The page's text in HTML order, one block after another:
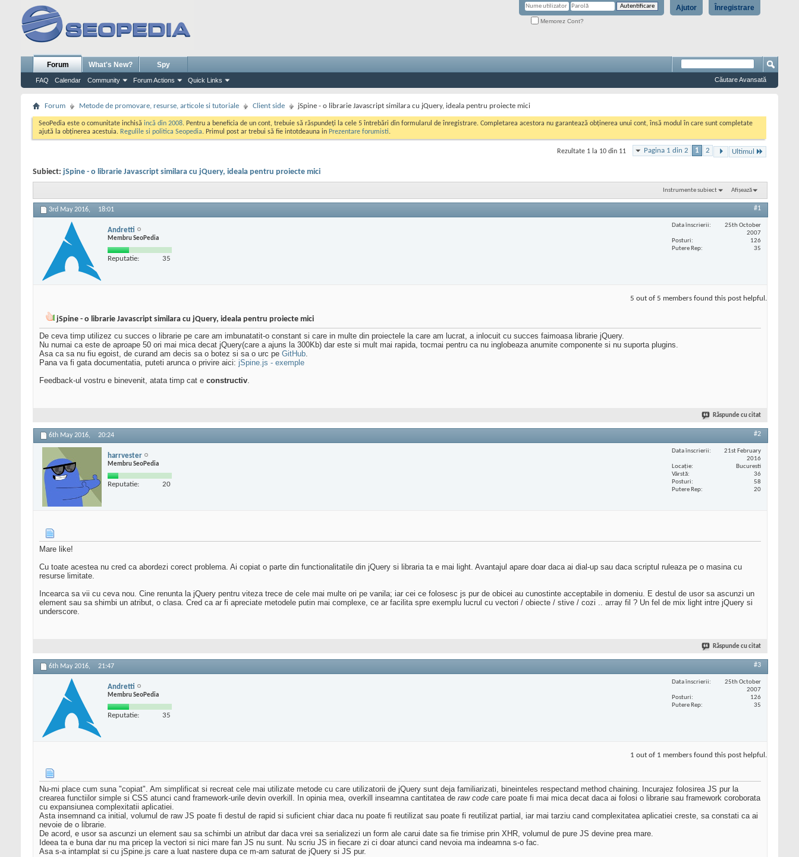
Înregistrare
Ajutor
Memorez Cont?
Forum
FAQ Calendar Community Forum Actions Quick Links
What's New? Spy
Căutare Avansată
Forum Metode de promovare, resurse, articole si tutoriale Client side jSpine - o librarie Javascript similara cu jQuery, ideala pentru proiecte mici
SeoPedia este o comunitate inchisă incă din 2008. Pentru a beneficia de un cont, trebuie să răspundeți la cele 5 întrebări din formularul de înregistrare. Completarea acestora nu garantează obținerea unui cont, însă modul în care sunt completate
ajută la obținerea acestuia. Regulile si politica Seopedia. Primul post ar trebui să fie intotdeauna in Prezentare forumisti.
Pagina 1 din 2 1 2 Ultimul
Rezultate 1 la 10 din 11
Subiect: jSpine - o librarie Javascript similara cu jQuery, ideala pentru proiecte mici
Instrumente subiect Afișează
3rd May 2016, 18:01 #1
Andretti
Membru SeoPedia
Reputatie: 35
Data înscrierii
25th October
2007
Posturi
126
Putere Rep
35
5 out of 5 members found this post helpful.
jSpine - o librarie Javascript similara cu jQuery, ideala pentru proiecte mici
De ceva timp utilizez cu succes o librarie pe care am imbunatatit-o constant si care in multe din proiectele la care am lucrat, a inlocuit cu succes faimoasa librarie jQuery.
Nu numai ca este de aproape 50 ori mai mica decat jQuery(care a ajuns la 300Kb) dar este si mult mai rapida, tocmai pentru ca nu inglobeaza anumite componente si nu suporta plugins.
Asa ca sa nu fiu egoist, de curand am decis sa o botez si sa o urc pe GitHub.
Pana va fi gata documentatia, puteti arunca o privire aici: jSpine.js - exemple
Feedback-ul vostru e binevenit, atata timp cat e constructiv.
Răspunde cu citat
6th May 2016, 20:24 #2
harrvester
Membru SeoPedia
Reputatie: 20
Data înscrierii
21st February
2016
Locaţie
Bucuresti
Vârstă
36
Posturi
58
Putere Rep
20
Mare like!
Cu toate acestea nu cred ca abordezi corect problema. Ai copiat o parte din functionalitatile din jQuery si libraria ta e mai light. Avantajul apare doar daca ai dial-up sau daca scriptul ruleaza pe o masina cu
resurse limitate.
Incearca sa vii cu ceva nou. Cine renunta la jQuery pentru viteza trece de cele mai multe ori pe vanila; iar cei ce folosesc js pur de obicei au cunostinte acceptabile in domeniu. E destul de usor sa ascunzi un
element sau sa shimbi un atribut, o clasa. Cred ca ar fi apreciate metodele putin mai complexe, ce ar facilita spre exemplu lucrul cu vectori / obiecte / stive / cozi .. array fil ? Un fel de mix light intre jQuery si
underscore.
Răspunde cu citat
6th May 2016, 21:47 #3
Andretti
Membru SeoPedia
Reputatie: 35
Data înscrierii
25th October
2007
Posturi
126
Putere Rep
35
1 out of 1 members found this post helpful.
Nu-mi place cum suna "copiat". Am simplificat si recreat cele mai utilizate metode cu care utilizatorii de jQuery sunt deja familiarizati, bineinteles respectand method chaining. Incurajez folosirea JS pur la
crearea functiilor simple si CSS atunci cand framework-urile devin overkill. In opinia mea, overkill inseamna cantitatea de raw code care poate fi mai mica decat daca ai folosi o librarie sau framework coroborata
cu expansiunea complexitatii aplicatiei.
Asta insemnand ca initial, volumul de raw JS poate fi destul de rapid si suficient chiar daca nu poate fi reutilizat sau poate fi reutilizat partial, iar mai tarziu cand complexitatea aplicatiei creste, sa constati ca ai
nevoie de o librarie.
De acord, e usor sa ascunzi un element sau sa schimbi un atribut dar daca vrei sa serializezi un form ale carui date sa fie trimise prin XHR, volumul de pure JS devine prea mare.
Ideea ta e buna dar nu ma pricep la vectori si nici mare fan JS nu sunt. Nu scriu JS in fiecare zi ci doar atunci cand nevoia ma indeamna s-o fac.
Asa s-a intamplat si cu jSpine.js care a luat nastere dupa ce m-am saturat de jQuery si JS pur.